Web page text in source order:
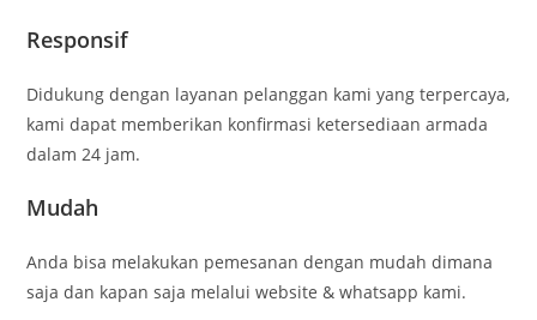
Responsif
Didukung dengan layanan pelanggan kami yang terpercaya,
kami dapat memberikan konfirmasi ketersediaan armada
dalam 24 jam.
Mudah
Anda bisa melakukan pemesanan dengan mudah dimana
saja dan kapan saja melalui website & whatsapp kami.